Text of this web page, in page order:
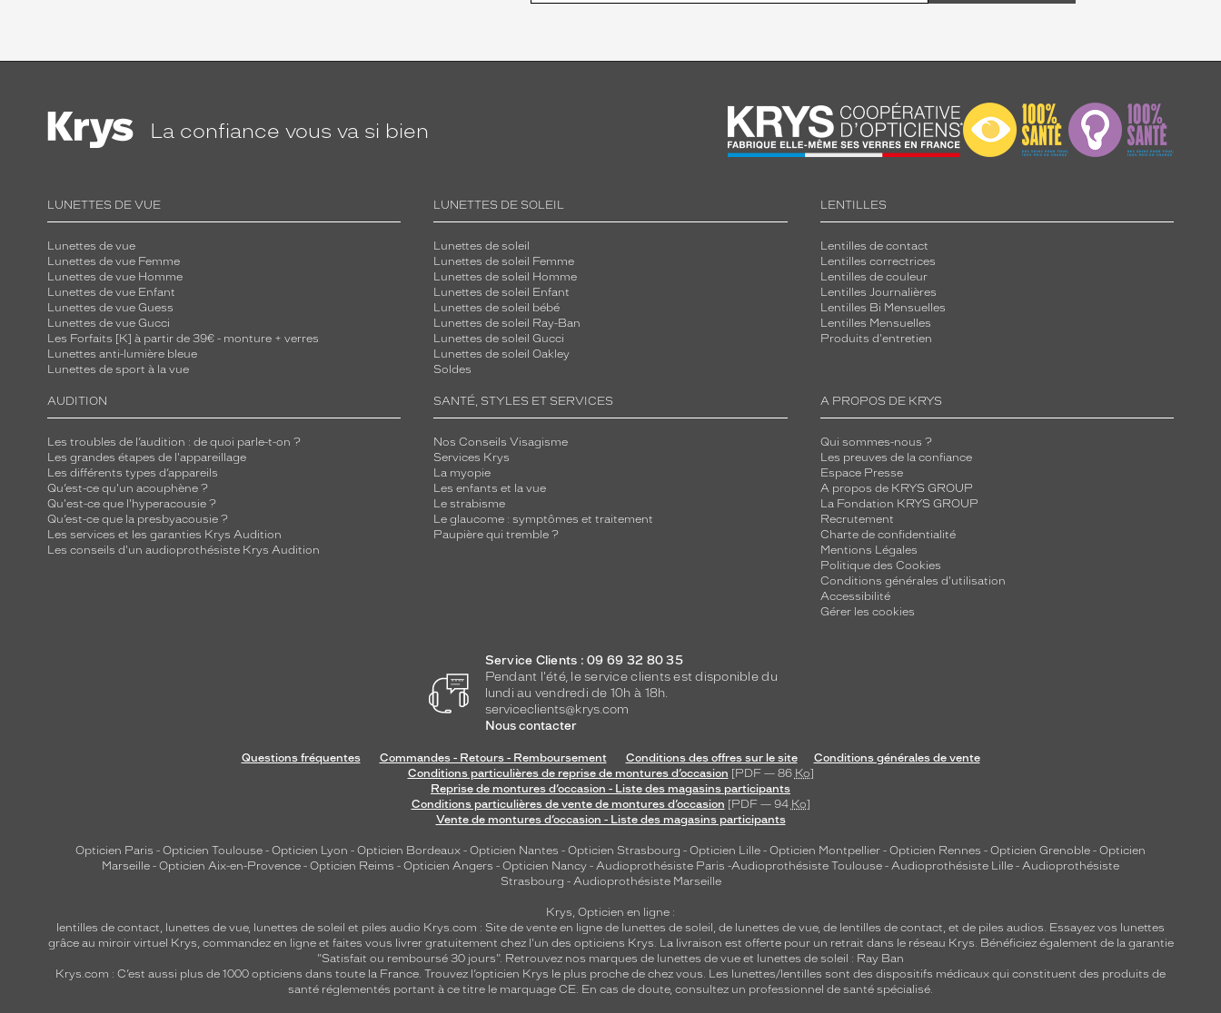
La confiance vous va si bien
LUNETTES DE VUE
Lunettes de vue
Lunettes de vue Femme
Lunettes de vue Homme
Lunettes de vue Enfant
Lunettes de vue Guess
Lunettes de vue Gucci
Les Forfaits [K] à partir de 39€ - monture + verres
Lunettes anti-lumière bleue
Lunettes de sport à la vue
LUNETTES DE SOLEIL
Lunettes de soleil
Lunettes de soleil Femme
Lunettes de soleil Homme
Lunettes de soleil Enfant
Lunettes de soleil bébé
Lunettes de soleil Ray-Ban
Lunettes de soleil Gucci
Lunettes de soleil Oakley
Soldes
LENTILLES
Lentilles de contact
Lentilles correctrices
Lentilles de couleur
Lentilles Journalières
Lentilles Bi Mensuelles
Lentilles Mensuelles
Produits d'entretien
AUDITION
Les troubles de l’audition : de quoi parle-t-on ?
Les grandes étapes de l'appareillage
Les différents types d’appareils
Qu’est-ce qu'un acouphène ?
Qu'est-ce que l'hyperacousie ?
Qu’est-ce que la presbyacousie ?
Les services et les garanties Krys Audition
Les conseils d'un audioprothésiste Krys Audition
SANTÉ, STYLES ET SERVICES
Nos Conseils Visagisme
Services Krys
La myopie
Les enfants et la vue
Le strabisme
Le glaucome : symptômes et traitement
Paupière qui tremble ?
A PROPOS DE KRYS
Qui sommes-nous ?
Les preuves de la confiance
Espace Presse
A propos de KRYS GROUP
La Fondation KRYS GROUP
Recrutement
Charte de confidentialité
Mentions Légales
Politique des Cookies
Conditions générales d'utilisation
Accessibilité
Gérer les cookies
Service Clients : 09 69 32 80 35
Pendant l'été, le service clients est disponible du
lundi au vendredi de 10h à 18h.
serviceclients@krys.com
Nous contacter
Questions fréquentes Commandes - Retours - Remboursement Conditions des offres sur le site
Conditions générales de vente
Conditions particulières de reprise de montures d’occasion [PDF — 86 Ko]
Reprise de montures d’occasion - Liste des magasins participants
Conditions particulières de vente de montures d’occasion [PDF — 94 Ko]
Vente de montures d’occasion - Liste des magasins participants
Opticien Paris - Opticien Toulouse - Opticien Lyon - Opticien Bordeaux - Opticien Nantes - Opticien Strasbourg - Opticien Lille - Opticien Montpellier - Opticien Rennes - Opticien Grenoble - Opticien
Marseille - Opticien Aix-en-Provence - Opticien Reims - Opticien Angers - Opticien Nancy - Audioprothésiste Paris -Audioprothésiste Toulouse - Audioprothésiste Lille - Audioprothésiste
Strasbourg - Audioprothésiste Marseille
Krys, Opticien en ligne :
lentilles de contact, lunettes de vue, lunettes de soleil et piles audio Krys.com : Site de vente en ligne de lunettes de soleil, de lunettes de vue, de lentilles de contact, et de piles audios. Essayez vos lunettes
grâce au miroir virtuel Krys, commandez en ligne et faites vous livrer gratuitement chez l'un des opticiens Krys. La livraison est offerte pour un retrait dans le réseau Krys. Bénéficiez également de la garantie
"Satisfait ou remboursé 30 jours". Retrouvez nos marques de lunettes de vue et lunettes de soleil : Ray Ban
Krys.com : C’est aussi plus de 1000 opticiens dans toute la France. Trouvez l’opticien Krys le plus proche de chez vous. Les lunettes/lentilles sont des dispositifs médicaux qui constituent des produits de
santé réglementés portant à ce titre le marquage CE. En cas de doute, consultez un professionnel de santé spécialisé.